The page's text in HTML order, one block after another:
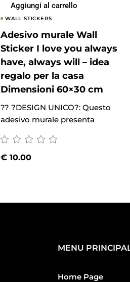
Aggiungi al carrello
WALL STICKERS
Adesivo murale Wall
Sticker I love you always
have, always will – idea
regalo per la casa
Dimensioni 60×30 cm
?? ?DESIGN UNICO?: Questo
adesivo murale presenta
€ 10.00
MENU
Home Page